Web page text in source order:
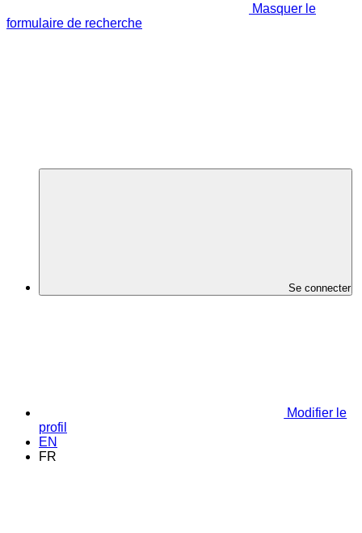
Masquer le
formulaire de recherche
Se connecter
Modifier le
profil
EN
FR